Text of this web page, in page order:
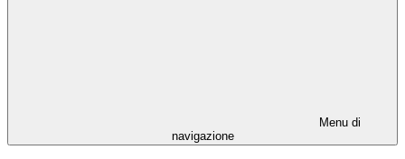
Menu di
navigazione